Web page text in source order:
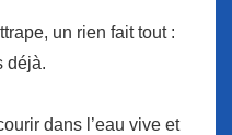
un rien fait tout :
déjà.
dans l’eau vive et